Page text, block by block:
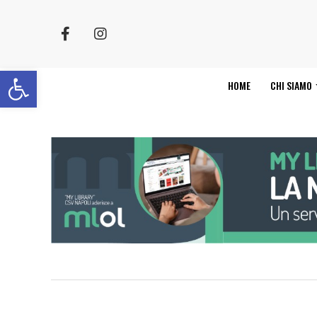
Apri la barra degli strumenti HOME CHI SIAMO